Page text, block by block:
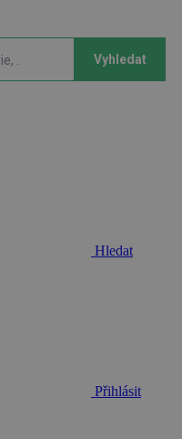
Vyhledat
Hledat
Přihlásit